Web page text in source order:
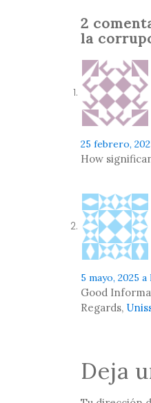
2
la
25 febrero,
How
5 mayo, 2025 a
Good
Regards,
Deja